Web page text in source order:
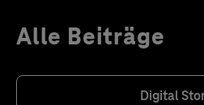
Alle Beiträge
Digital